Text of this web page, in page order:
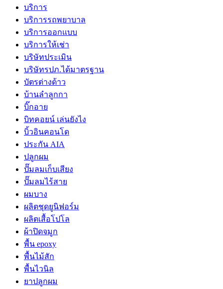
บริการ
บริการรถพยาบาล
บริการออกแบบ
บริการให้เช่า
บริษัทประเมิน
บริษัทรปภ.ได้มาตรฐาน
บัตรต่างด้าว
บ้านลำลูกกา
บิ๊กอาย
บิทคอยน์ เล่นยังไง
บิ้วอินคอนโด
ประกัน AIA
ปลูกผม
ปั๊มลมเก็บเสียง
ปั๊มลมไร้สาย
ผมบาง
ผลิตชุดยูนิฟอร์ม
ผลิตเสื้อโปโล
ผ้าปิดจมูก
พื้น epoxy
พื้นไม้สัก
พื้นไวนิล
ยาปลูกผม